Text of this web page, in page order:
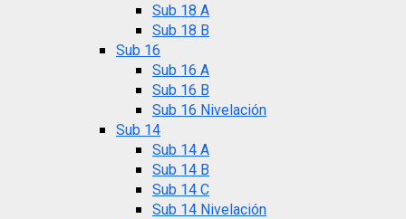
Sub 18 A
Sub 18 B
Sub 16
Sub 16 A
Sub 16 B
Sub 16 Nivelación
Sub 14
Sub 14 A
Sub 14 B
Sub 14 C
Sub 14 Nivelación